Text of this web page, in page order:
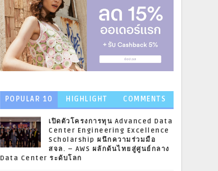
POPULAR 10
HIGHLIGHT
COMMENTS
เปิดตัวโครงการทุน Advanced Data
Center Engineering Excellence
Scholarship ผนึกความร่วมมือ
สจล. – AWS ผลักดันไทยสู่ศูนย์กลาง
Data Center ระดับโลก